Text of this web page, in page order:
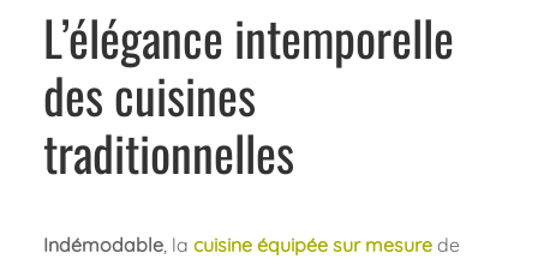
L’élégance intemporelle
des cuisines
traditionnelles
Indémodable, la cuisine équipée sur mesurede